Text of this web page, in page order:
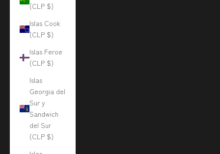
(CLP $)
Islas Cook
(CLP $)
Islas Feroe
(CLP $)
Islas
Georgia del
Sur y
Sandwich
del Sur
(CLP $)